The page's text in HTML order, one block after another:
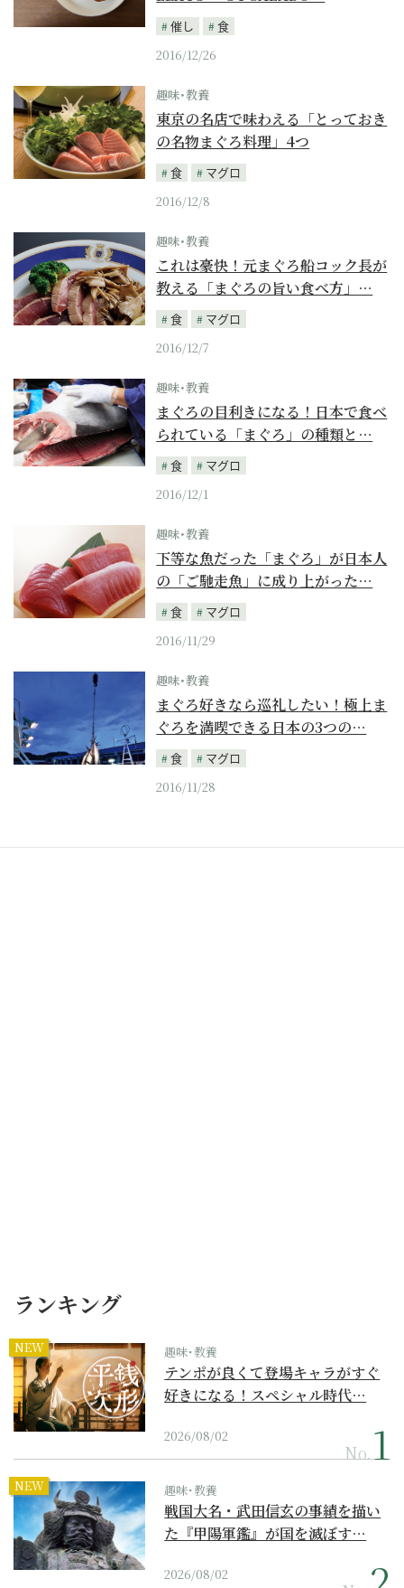
催し
食
2016/12/26
趣味･教養
東京の名店で味わえる「とっておき
の名物まぐろ料理」4つ
食
マグロ
2016/12/8
趣味･教養
これは豪快！元まぐろ船コック長が
教える「まぐろの旨い食べ方」…
食
マグロ
2016/12/7
趣味･教養
まぐろの目利きになる！日本で食べ
られている「まぐろ」の種類と…
食
マグロ
2016/12/1
趣味･教養
下等な魚だった「まぐろ」が日本人
の「ご馳走魚」に成り上がった…
食
マグロ
2016/11/29
趣味･教養
まぐろ好きなら巡礼したい！極上ま
ぐろを満喫できる日本の3つの…
食
マグロ
2016/11/28
ランキング
NEW 趣味･教養
テンポが良くて登場キャラがすぐ
好きになる！スペシャル時代…
2026/08/02
No.
NEW 趣味･教養
戦国大名・武田信玄の事績を描い
た『甲陽軍鑑』が国を滅ぼす…
2026/08/02